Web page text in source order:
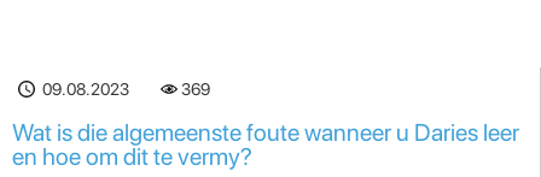
09.08.2023 369
Wat is die algemeenste foute wanneer u Daries leer
en hoe om dit te vermy?